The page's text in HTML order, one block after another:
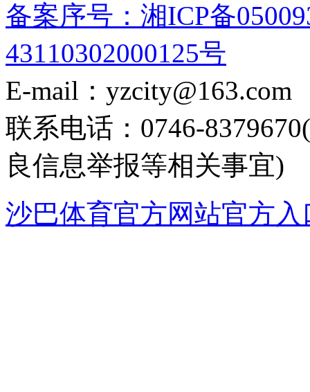
备案序号：湘ICP备
43110302000125号
E-mail：yzcity@163.com
联系电话：0746-
良信息举报等相关事宜)
沙巴体育官方网站官方入